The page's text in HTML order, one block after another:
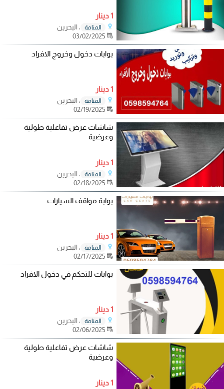
1 دينار
المنامة
، البحرين
بوابات دخول وخروج الافراد
1 دينار
المنامة
، البحرين
شاشات عرض تفاعلية طولية
وعرضية
1 دينار
المنامة
، البحرين
بوابة مواقف السيارات
1 دينار
المنامة
، البحرين
بوابات للتحكم في دخول الافراد
1 دينار
المنامة
، البحرين
شاشات عرض تفاعلية طولية
وعرضية
1 دينار